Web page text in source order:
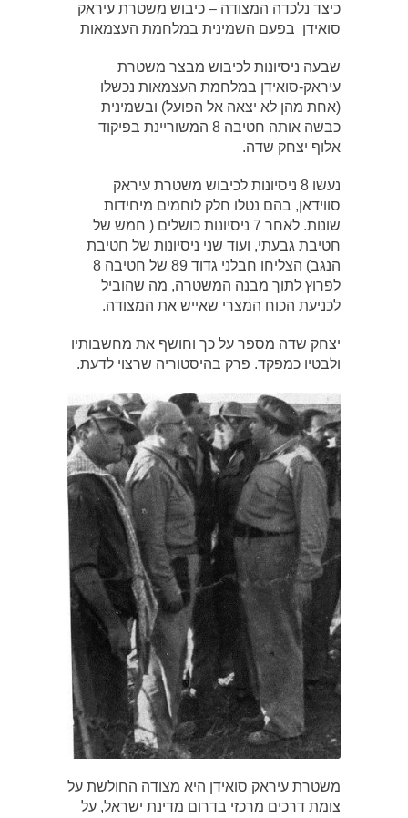
כיצד נלכדה המצודה – כיבוש משטרת עיראק
סואידן בפעם השמינית במלחמת העצמאות
שבעה ניסיונות לכיבוש מבצר משטרת
עיראק-סואידן במלחמת העצמאות נכשלו
(אחת מהן לא יצאה אל הפועל) ובשמינית
כבשה אותה חטיבה 8 המשוריינת בפיקוד
אלוף יצחק שדה.
נעשו 8 ניסיונות לכיבוש משטרת עיראק
סווידאן, בהם נטלו חלק לוחמים מיחידות
שונות. לאחר 7 ניסיונות כושלים ( חמש של
חטיבת גבעתי, ועוד שני ניסיונות של חטיבת
הנגב) הצליחו חבלני גדוד 89 של חטיבה 8
לפרוץ לתוך מבנה המשטרה, מה שהוביל
לכניעת הכוח המצרי שאייש את המצודה.
יצחק שדה מספר על כך וחושף את מחשבותיו
ולבטיו כמפקד. פרק בהיסטוריה שרצוי לדעת.
משטרת עיראק סואידן היא מצודה החולשת על
צומת דרכים מרכזי בדרום מדינת ישראל, על